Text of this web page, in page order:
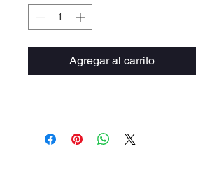
Agregar al carrito